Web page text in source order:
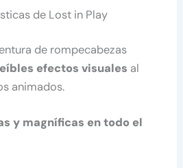
de Lost in Play
de rompecabezas
efectos visuales al
animados.
y magníficas en todo el